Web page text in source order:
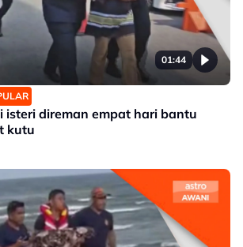
01:44
isteri direman empat hari bantu
kutu